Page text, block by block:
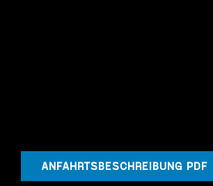
ANFAHRTSBESCHREIBUNG PDF